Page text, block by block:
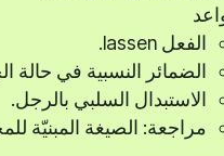
الفعل lassen.
الضمائر النسبية في حالة
الاستبدال السلبي بالرجل.
مراجعة: الصيغة المبنيّة